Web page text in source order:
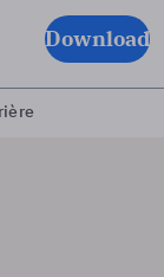
Download